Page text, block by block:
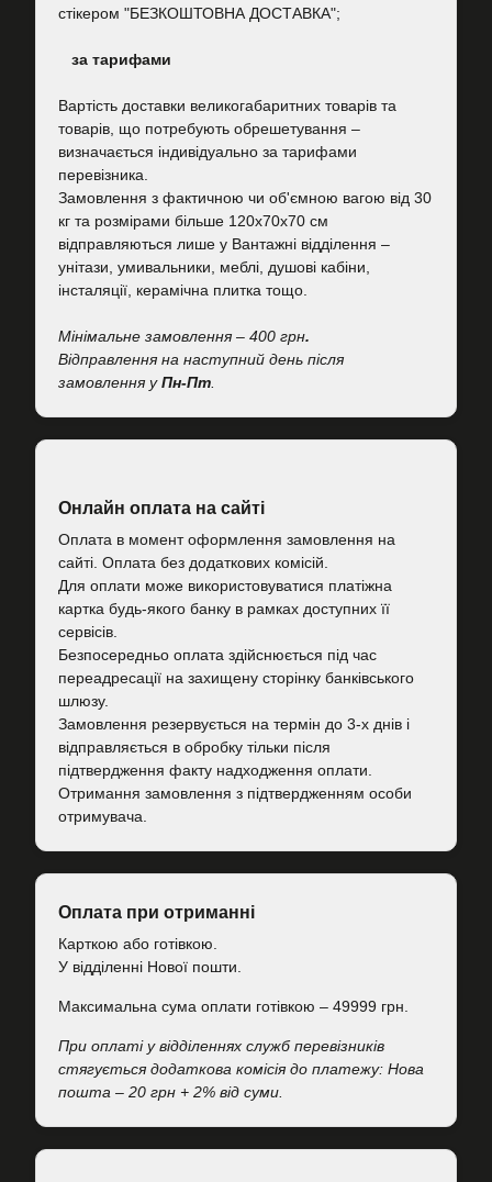
стікером "БЕЗКОШТОВНА ДОСТАВКА";
за тарифами
Вартість доставки великогабаритних товарів та
товарів, що потребують обрешетування –
визначається індивідуально за тарифами
перевізника.
Замовлення з фактичною чи об'ємною вагою від 30
кг та розмірами більше 120х70х70 см
відправляються лише у Вантажні відділення –
унітази, умивальники, меблі, душові кабіни,
інсталяції, керамічна плитка тощо.
Мінімальне замовлення – 400 грн.
Відправлення на наступний день після
замовлення уПн-Пт
Онлайн оплата на сайті
Оплата в момент оформлення замовлення на
сайті. Оплата без додаткових комісій.
Для оплати може використовуватися платіжна
картка будь-якого банку в рамках доступних її
сервісів.
Безпосередньо оплата здійснюється під час
переадресації на захищену сторінку банківського
шлюзу.
Замовлення резервується на термін до 3-х днів і
відправляється в обробку тільки після
підтвердження факту надходження оплати.
Отримання замовлення з підтвердженням особи
отримувача.
Оплата при отриманні
Карткою або готівкою.
У відділенні Нової пошти.
Максимальна сума оплати готівкою – 49999 грн.
При оплаті у відділеннях служб перевізників
стягується додаткова комісія до платежу: Нова
пошта – 20 грн + 2% від суми.